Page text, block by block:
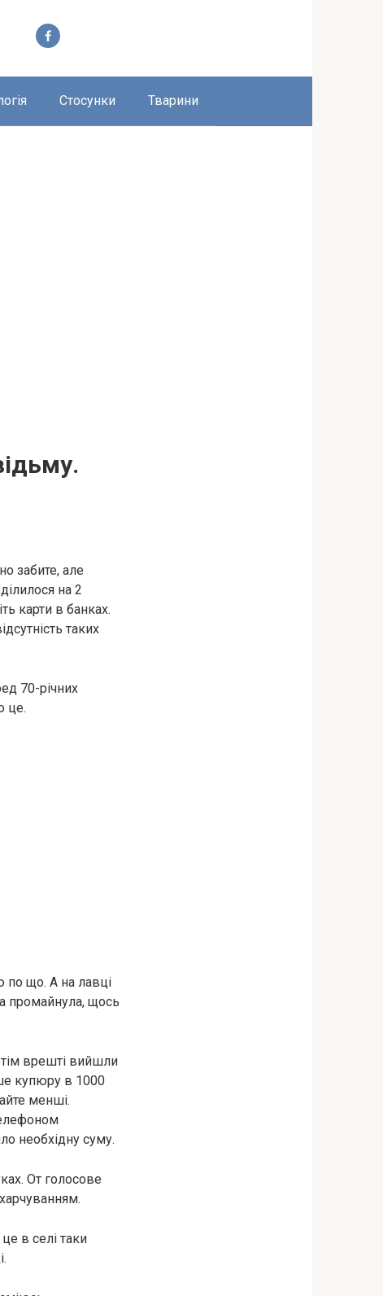
Стосунки Тварини
забите, але
на 2
карти в банках.
таких
70-річних
це.
по що. А на лавці
промайнула, щось
врешті вийшли
купюру в 1000
менші.
необхідну суму.
От голосове
в селі таки